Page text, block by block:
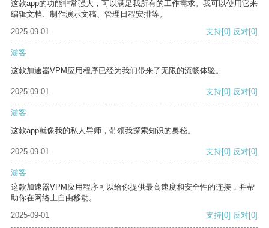
这款app的功能非常强大，可以满足我所有的工作需求。我可以使用它来
编辑文档、制作演示文稿、管理日程安排等。
2025-09-01
支持[0] 反对[0]
游客
这款加速器VPM应用程序已经为我们带来了无限的流畅体验。
2025-09-01 支持[0] 反对[0]
游客
这款app就像我的私人导师，带领我探索知识的奥秘。
2025-09-01 支持[0] 反对[0]
游客
这款加速器VPM应用程序可以给你提供最高速度和安全性的连接，并帮
助你在网络上自由移动。
2025-09-01
支持[0] 反对[0]